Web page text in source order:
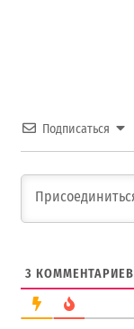
Подписаться
3 КОММЕНТАРИЕВ